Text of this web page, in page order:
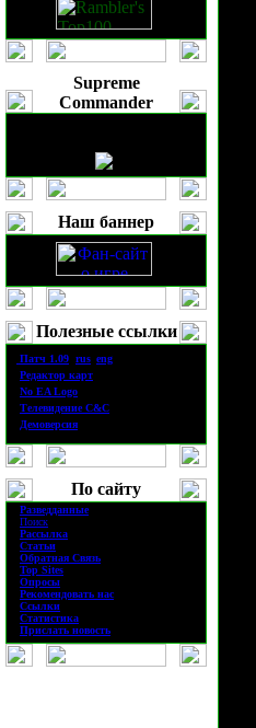
Supreme
Commander
Наш баннер
Полезные ссылки
Патч 1.09 rus eng
Редактор карт
No EA Logo
ТелевидениеC&C
Демоверсия
По сайту
Разведданные
Поиск
Рассылка
Статьи
Обратная Связь
Top Sites
Опросы
Рекомендовать нас
Ссылки
Статистика
Прислать новость